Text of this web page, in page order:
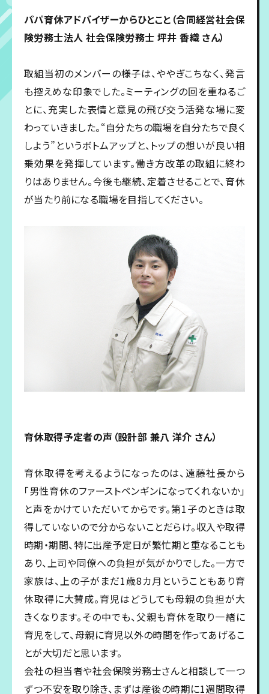
パパ育休アドバイザーからひとこと（合同経営社会保
険労務士法人 社会保険労務士 坪井 香織 さん）
取組当初のメンバーの様子は、ややぎこちなく、発言
も控えめな印象でした。ミーティングの回を重ねるご
とに、充実した表情と意見の飛び交う活発な場に変
わっていきました。“自分たちの職場を自分たちで良く
しよう”というボトムアップと、トップの想いが良い相
乗効果を発揮しています。働き方改革の取組に終わ
りはありません。今後も継続、定着させることで、育休
が当たり前になる職場を目指してください。
育休取得予定者の声（設計部 兼八 洋介 さん）
育休取得を考えるようになったのは、遠藤社長から
「男性育休のファーストペンギンになってくれないか」
と声をかけていただいてからです。第1子のときは取
得していないので分からないことだらけ。収入や取得
時期・期間、特に出産予定日が繁忙期と重なることも
あり、上司や同僚への負担が気がかりでした。一方で
家族は、上の子がまだ1歳8カ月ということもあり育
休取得に大賛成。育児はどうしても母親の負担が大
きくなります。その中でも、父親も育休を取り一緒に
育児をして、母親に育児以外の時間を作ってあげるこ
とが大切だと思います。
会社の担当者や社会保険労務士さんと相談して一つ
ずつ不安を取り除き、まずは産後の時期に1週間取得